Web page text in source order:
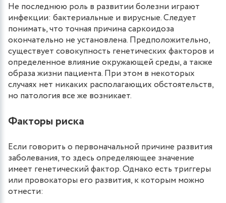
Не последнюю роль в развитии болезни играют
инфекции: бактериальные и вирусные. Следует
понимать, что точная причина саркоидоза
окончательно не установлена. Предположительно,
существует совокупность генетических факторов и
определенное влияние окружающей среды, а также
образа жизни пациента. При этом в некоторых
случаях нет никаких располагающих обстоятельств,
но патология все же возникает.
Факторы риска
Если говорить о первоначальной причине развития
заболевания, то здесь определяющее значение
имеет генетический фактор. Однако есть триггеры
или провокаторы его развития, к которым можно
отнести: